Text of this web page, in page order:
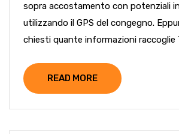
sopra accostamento con potenziali
utilizzando il GPS del congegno.
chiesti quante informazioni raccoglie
READ MORE